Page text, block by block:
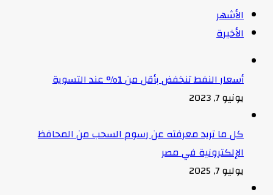
الأشهر
الأخيرة
أسعار النفط تنخفض بأقل من 1% عند التسوية
يونيو 7, 2023
كل ما تريد معرفته عن رسوم السحب من المحافظ
الإلكترونية في مصر
يوليو 7, 2025